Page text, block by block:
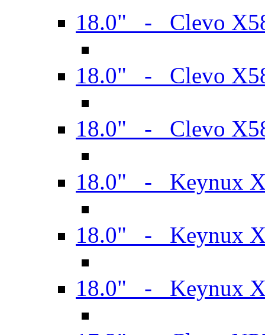
18.0" - Clevo
18.0" - Clevo
18.0" - Clevo
18.0" - Keynux
18.0" - Keynux
18.0" - Keynux